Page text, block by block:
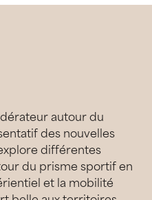
autour du
des nouvelles
différentes
du prisme sportif en
et la mobilité